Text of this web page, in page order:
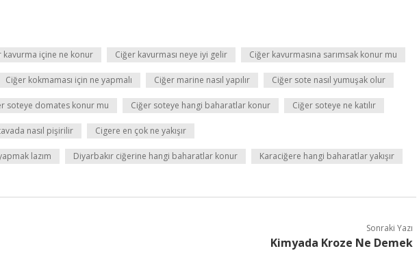
kavurma içine ne konur Ciğer kavurması neye iyi gelir Ciğer kavurmasına sarımsak konur mu
Ciğer kokmaması için ne yapmalı Ciğer marine nasıl yapılır Ciğer sote nasıl yumuşak olur
soteye domates konur mu Ciğer soteye hangi baharatlar konur Ciğer soteye ne katılır
nasıl pişirilir Cigere en çok ne yakışır
lazım Diyarbakır ciğerine hangi baharatlar konur Karaciğere hangi baharatlar yakışır
Sonraki Yazı
Kimyada Kroze Ne Demek